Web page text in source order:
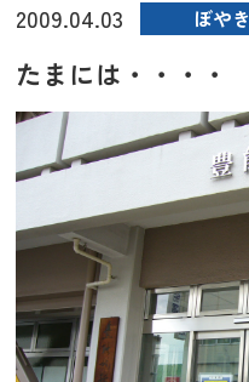
2009.04.03 ぼやき
たまには・・・・